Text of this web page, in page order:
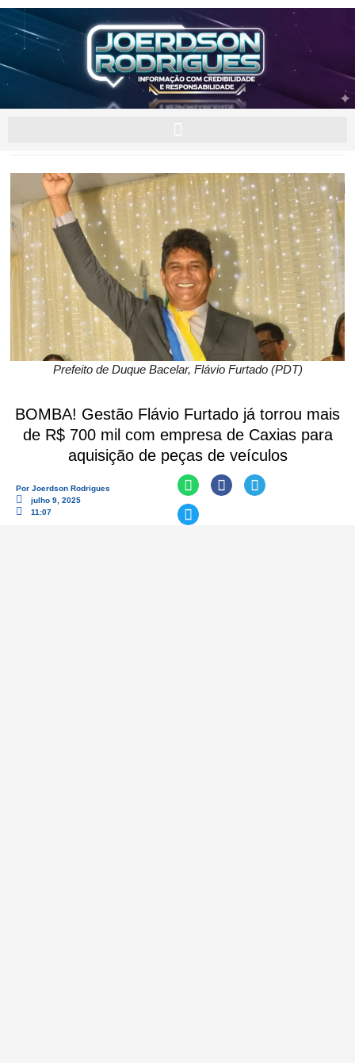
Prefeito de Duque Bacelar, Flávio Furtado (PDT)
BOMBA! Gestão Flávio Furtado já torrou mais
de R$ 700 mil com empresa de Caxias para
aquisição de peças de veículos
Por Joerdson Rodrigues
julho 9, 2025
11:07